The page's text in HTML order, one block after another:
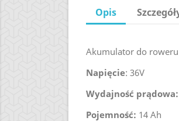
Opis
Akumulator do
Napięcie: 36V
Wydajność prądowa:
Pojemność: 14 Ah